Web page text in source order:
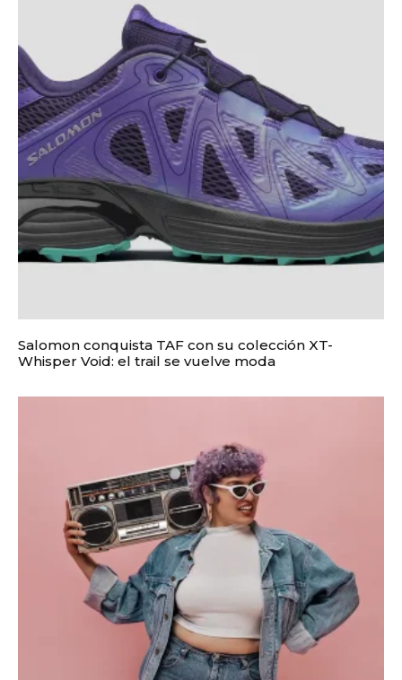
Salomon conquista TAF con su colección XT-
Whisper Void: el trail se vuelve moda